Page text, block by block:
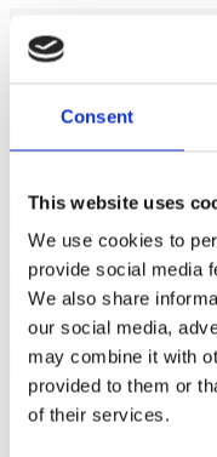
Consent
This website uses
We use cookies to
provide social media
We also share
our social media,
may combine it with
provided to them or
of their services.
Effekttålighet RMS
Typ av baslåda
Höjd
Bredd
Djup (nedre)
Djup (övre)